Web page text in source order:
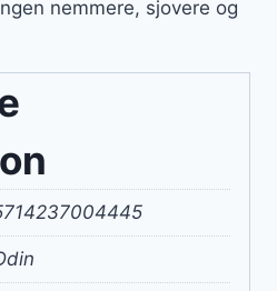
nemmere, sjovere og